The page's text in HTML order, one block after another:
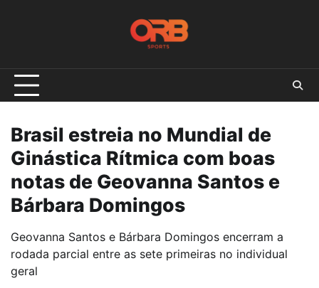
Brasil estreia no Mundial de
Ginástica Rítmica com boas
notas de Geovanna Santos e
Bárbara Domingos
Geovanna Santos e Bárbara Domingos encerram a
rodada parcial entre as sete primeiras no individual
geral